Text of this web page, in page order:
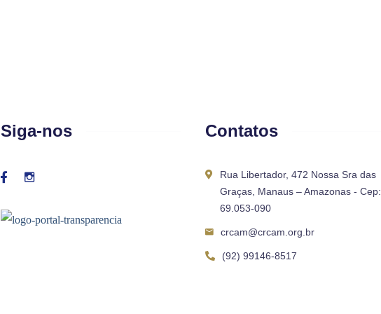
Siga-nos Contatos
Rua Libertador, 472 Nossa Sra das
Graças, Manaus – Amazonas - Cep:
69.053-090
crcam@crcam.org.br
(92) 99146-8517